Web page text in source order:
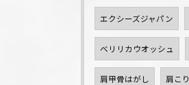
エクシーズジャパン
ベリリカウオッシュ
肩甲骨はがし 肩こり